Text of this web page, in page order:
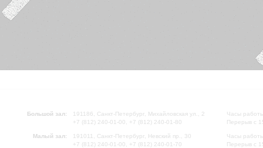
Большой зал:
191186, Санкт-Петербург, Михайловская ул., 2
+7 (812) 240-01-00, +7 (812) 240-01-80
Малый зал:
191011, Санкт-Петербург, Невский пр., 30
+7 (812) 240-01-00, +7 (812) 240-01-70
Часы
Перерыв с
Часы
Перерыв с